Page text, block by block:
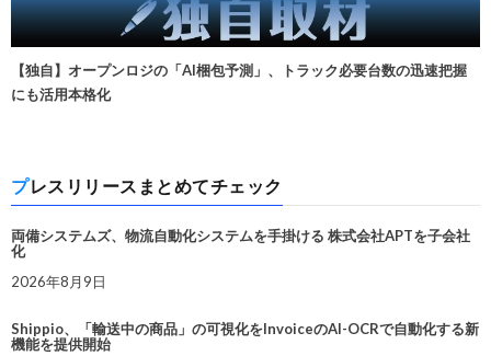
【独自】オープンロジの「AI梱包予測」、トラック必要台数の迅速把握
にも活用本格化
プレスリリースまとめてチェック
両備システムズ、物流自動化システムを手掛ける 株式会社APTを子会社
化
2026年8月9日
Shippio、「輸送中の商品」の可視化をInvoiceのAI-OCRで自動化する新
機能を提供開始